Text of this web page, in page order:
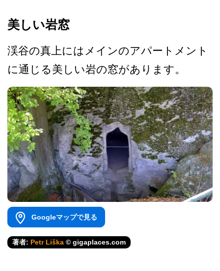
美しい岩窓
渓谷の真上にはメインのアパ­ートメント
に通じる美しい岩の窓があります。
Googleマップで見る
著者: Petr Liška © gigaplaces.com